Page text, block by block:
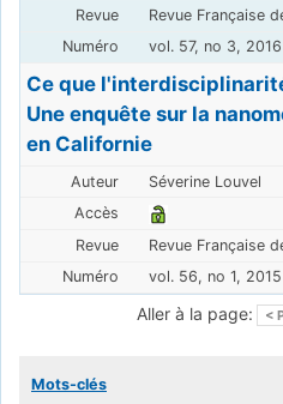
Revue Française
vol. 57, no 3, 2016
Ce que
Une enquête sur la
en Californie
Séverine Louvel
Revue Française
vol. 56, no 1, 2015
Aller à la page: <
Mots-clés